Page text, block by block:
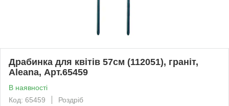
Драбинка для квітів 57см (112051), граніт,
Aleana, Арт.65459
В наявності
Код: 65459
Роздріб